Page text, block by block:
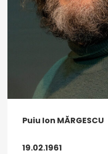
Puiu Ion MĂRGESCU
19.02.1961